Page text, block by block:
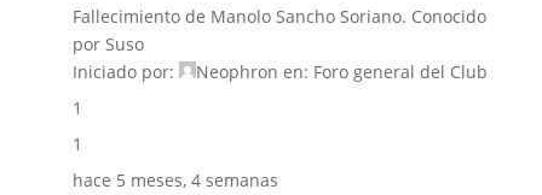
Fallecimiento de Manolo Sancho Soriano. Conocido
por Suso
Iniciado por:
Neophron en: Foro general del Club
1
1
hace 5 meses, 4 semanas